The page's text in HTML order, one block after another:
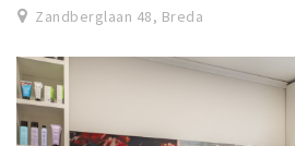
Zandberglaan 48, Breda